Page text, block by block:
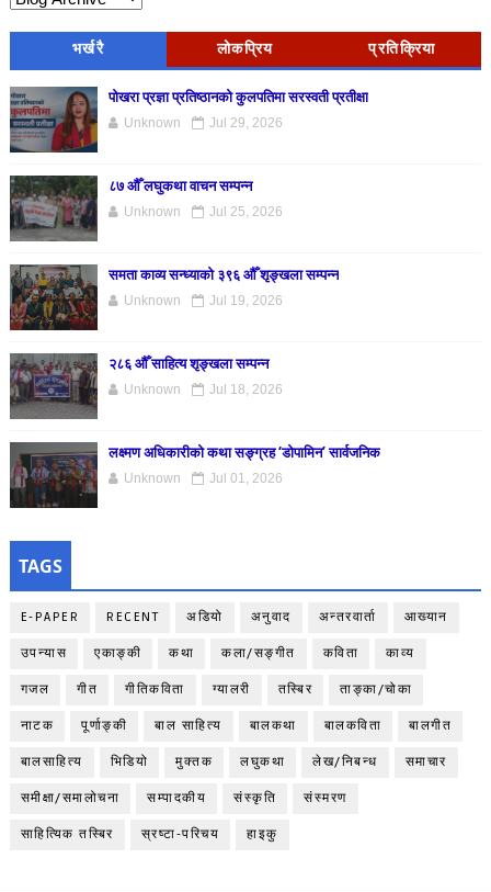
भर्खरै लोकप्रिय प्रतिक्रिया
पोखरा प्रज्ञा प्रतिष्ठानको कुलपतिमा सरस्वती प्रतीक्षा
Unknown Jul 29, 2026
८७ औँ लघुकथा वाचन सम्पन्न
Unknown Jul 25, 2026
समता काव्य सन्ध्याको ३९६ औँ शृङ्खला सम्पन्न
Unknown Jul 19, 2026
२८६ औँ साहित्य शृङ्खला सम्पन्न
Unknown Jul 18, 2026
लक्ष्मण अधिकारीको कथा सङ्ग्रह ‘डोपामिन’ सार्वजनिक
Unknown Jul 01, 2026
TAGS
E-PAPER RECENT अडियो अनुवाद अन्तरवार्ता आख्यान
उपन्यास एकाङ्‍की कथा कला/सङ्गीत कविता काव्य
गजल गीत गीतिकविता ग्यालरी तस्बिर ताङ्‍का/चोका
नाटक पूर्णाङ्‍की बाल साहित्य बालकथा बालकविता बालगीत
बालसाहित्य भिडियो मुक्तक लघुकथा लेख/निबन्ध समाचार
समीक्षा/समालोचना सम्पादकीय संस्कृति संस्मरण
साहित्यिक तस्बिर स्रष्टा-परिचय हाइकु